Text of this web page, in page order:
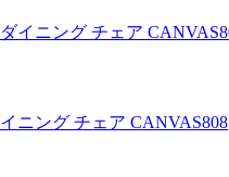
ル
ニング チェア CANVAS808